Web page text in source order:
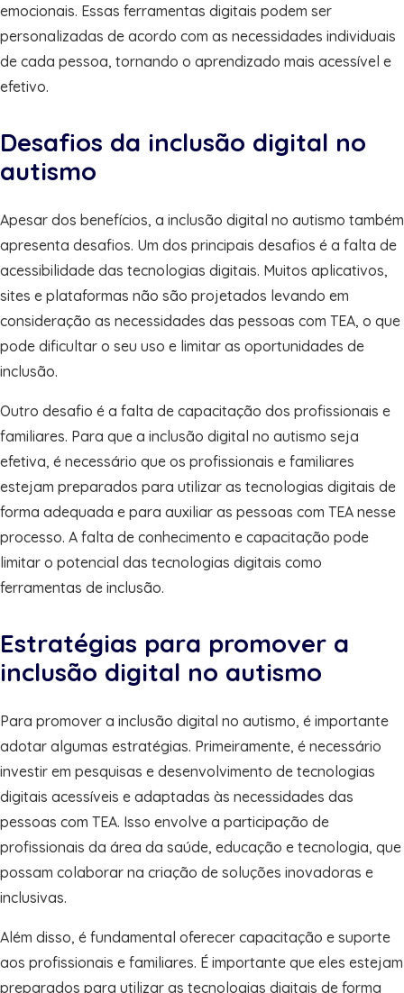
emocionais. Essas ferramentas digitais podem ser
personalizadas de acordo com as necessidades individuais
de cada pessoa, tornando o aprendizado mais acessível e
efetivo.
Desafios da inclusão digital no
autismo
Apesar dos benefícios, a inclusão digital no autismo também
apresenta desafios. Um dos principais desafios é a falta de
acessibilidade das tecnologias digitais. Muitos aplicativos,
sites e plataformas não são projetados levando em
consideração as necessidades das pessoas com TEA, o que
pode dificultar o seu uso e limitar as oportunidades de
inclusão.
Outro desafio é a falta de capacitação dos profissionais e
familiares. Para que a inclusão digital no autismo seja
efetiva, é necessário que os profissionais e familiares
estejam preparados para utilizar as tecnologias digitais de
forma adequada e para auxiliar as pessoas com TEA nesse
processo. A falta de conhecimento e capacitação pode
limitar o potencial das tecnologias digitais como
ferramentas de inclusão.
Estratégias para promover a
inclusão digital no autismo
Para promover a inclusão digital no autismo, é importante
adotar algumas estratégias. Primeiramente, é necessário
investir em pesquisas e desenvolvimento de tecnologias
digitais acessíveis e adaptadas às necessidades das
pessoas com TEA. Isso envolve a participação de
profissionais da área da saúde, educação e tecnologia, que
possam colaborar na criação de soluções inovadoras e
inclusivas.
Além disso, é fundamental oferecer capacitação e suporte
aos profissionais e familiares. É importante que eles estejam
preparados para utilizar as tecnologias digitais de forma